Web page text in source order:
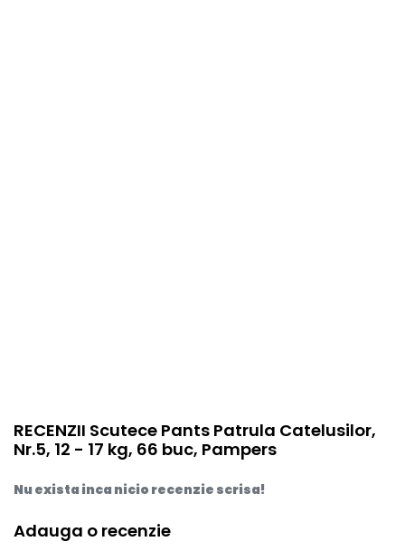
RECENZII Scutece Pants Patrula Catelusilor,
Nr.5, 12 - 17 kg, 66 buc, Pampers
Nu exista inca nicio recenzie scrisa!
Adauga o recenzie